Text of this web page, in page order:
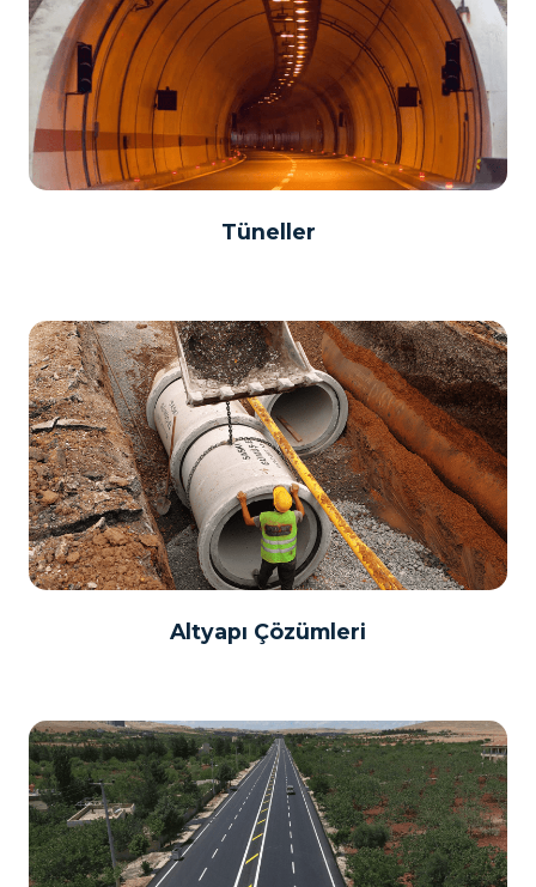
Tüneller
Altyapı Çözümleri